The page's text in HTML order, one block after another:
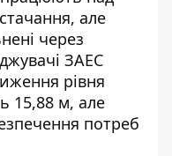
але
через
ЗАЕС
рівня
15,88 м, але
потреб